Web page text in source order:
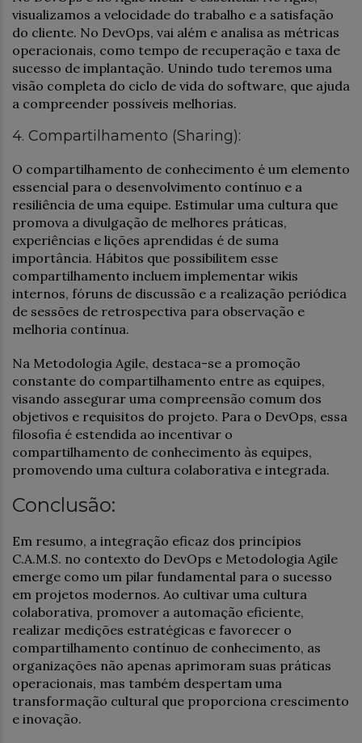
visualizamos a velocidade do trabalho e a satisfação
do cliente. No DevOps, vai além e analisa as métricas
operacionais, como tempo de recuperação e taxa de
sucesso de implantação. Unindo tudo teremos uma
visão completa do ciclo de vida do software, que ajuda
a compreender possíveis melhorias.
4. Compartilhamento (Sharing):
O compartilhamento de conhecimento é um elemento
essencial para o desenvolvimento contínuo e a
resiliência de uma equipe. Estimular uma cultura que
promova a divulgação de melhores práticas,
experiências e lições aprendidas é de suma
importância. Hábitos que possibilitem esse
compartilhamento incluem implementar wikis
internos, fóruns de discussão e a realização periódica
de sessões de retrospectiva para observação e
melhoria contínua.
Na Metodologia Agile, destaca-se a promoção
constante do compartilhamento entre as equipes,
visando assegurar uma compreensão comum dos
objetivos e requisitos do projeto. Para o DevOps, essa
filosofia é estendida ao incentivar o
compartilhamento de conhecimento às equipes,
promovendo uma cultura colaborativa e integrada.
Conclusão:
Em resumo, a integração eficaz dos princípios
C.A.M.S. no contexto do DevOps e Metodologia Agile
emerge como um pilar fundamental para o sucesso
em projetos modernos. Ao cultivar uma cultura
colaborativa, promover a automação eficiente,
realizar medições estratégicas e favorecer o
compartilhamento contínuo de conhecimento, as
organizações não apenas aprimoram suas práticas
operacionais, mas também despertam uma
transformação cultural que proporciona crescimento
e inovação.